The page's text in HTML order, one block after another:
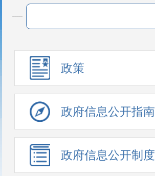
政策
政府信息公开指南
政府信息公开制度